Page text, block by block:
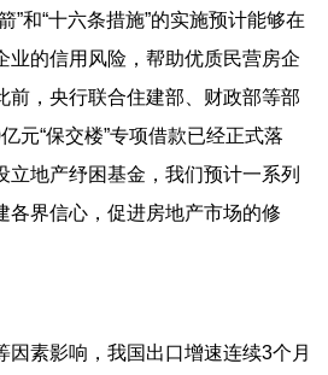
”和“十六条措施”的实施预计能够在
业的信用风险，帮助优质民营房企
前，央行联合住建部、财政部等部
元“保交楼”专项借款已经正式落
立地产纾困基金，我们预计一系列
各界信心，促进房地产市场的修
因素影响，我国出口增速连续3个月